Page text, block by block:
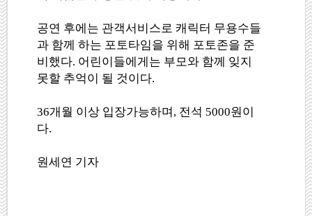
공연 후에는 관객서비스로 캐릭터 무용수들
과 함께 하는 포토타임을 위해 포토존을 준
비했다. 어린이들에게는 부모와 함께 잊지
못할 추억이 될 것이다.
36개월 이상 입장가능하며, 전석 5000원이
다.
원세연 기자